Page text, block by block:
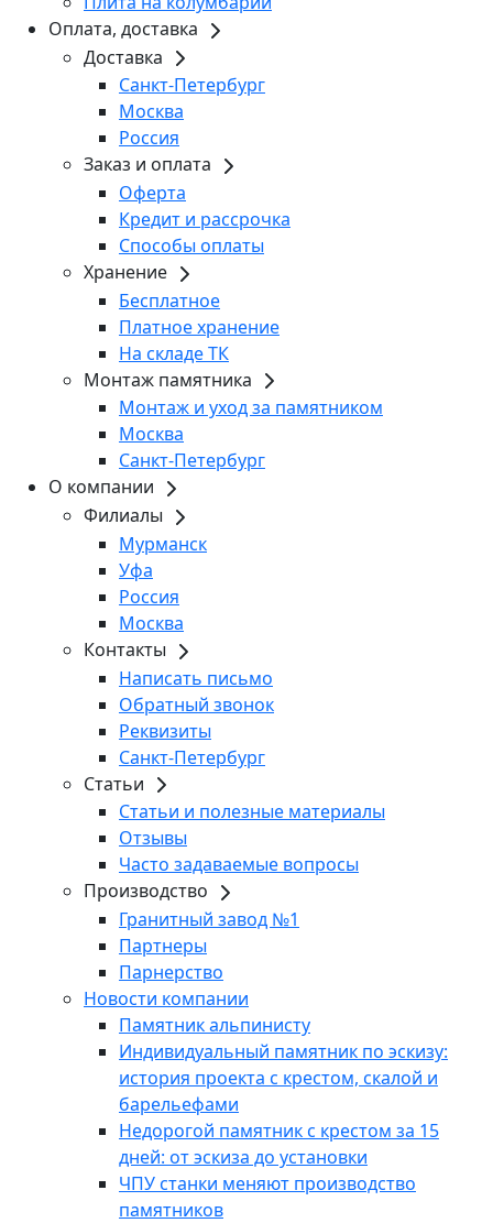
Оплата, доставка
Доставка
Санкт-Петербург
Москва
Россия
Заказ и оплата
Оферта
Кредит и рассрочка
Способы оплаты
Хранение
Бесплатное
Платное хранение
На складе ТК
Монтаж памятника
Монтаж и уход за памятником
Москва
Санкт-Петербург
О компании
Филиалы
Мурманск
Уфа
Россия
Москва
Контакты
Написать письмо
Обратный звонок
Реквизиты
Санкт-Петербург
Статьи
Статьи и полезные материалы
Отзывы
Часто задаваемые вопросы
Производство
Гранитный завод №1
Партнеры
Парнерство
Новости компании
Памятник альпинисту
Индивидуальный памятник по эскизу:
история проекта с крестом, скалой и
барельефами
Недорогой памятник с крестом за 15
дней: от эскиза до установки
ЧПУ станки меняют производство
памятников